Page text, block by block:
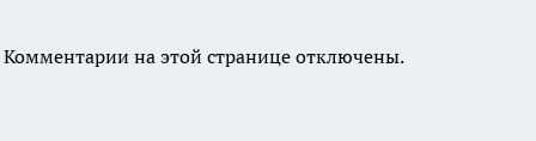
Комментарии на этой странице отключены.